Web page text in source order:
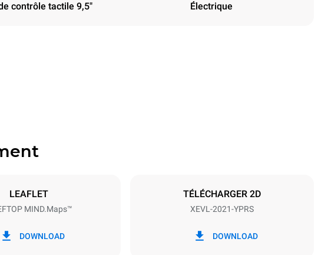
contrôle tactile 9,5" Électrique
LEAFLET
MIND.Maps™
DOWNLOAD
TÉLÉCHARGER 2D
XEVL-2021-YPRS
DOWNLOAD